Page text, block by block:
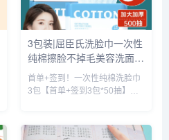
3包装|屈臣氏洗脸巾一次性
纯棉擦脸不掉毛美容洗面巾
脸卸妆巾加厚_彩妆/香水/
美妆工具
首单+签到！一次性纯棉洗脸巾
3包【首单+签到3包*50抽】一
日常擦手、卸妆擦脸很方便，孕